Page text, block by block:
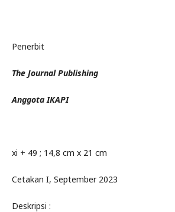
Penerbit
The Journal Publishing
Anggota IKAPI
xi + 49 ; 14,8 cm x 21 cm
Cetakan I, September 2023
Deskripsi :